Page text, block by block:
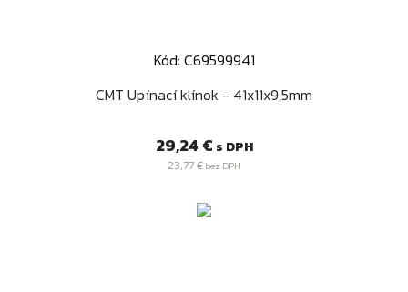
Kód: C69599941
CMT Upínací klínok - 41x11x9,5mm
Cena
29,24 € s DPH
23,77 € bez DPH